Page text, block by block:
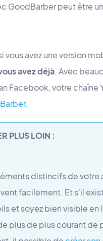
GoodBarber peut être
vous avez une version
avez déjà. Avec
Facebook, votre chaîne
PLUS LOIN :
distincifs de votre
facilement. Et s'il
et soyez bien visible
plus de plus courant de